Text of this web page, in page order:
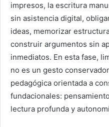
impresos, la escritura
sin asistencia digital,
ideas, memorizar
construir argumentos sin
inmediatos. En esta fase,
no es un gesto
pedagógica orientada a
fundacionales:
lectura profunda y